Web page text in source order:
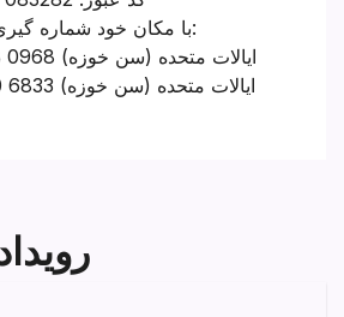
با مکان خود شماره گیری کنید:
+1 408 638 0968 ایالات متحده (سن خوزه)
+1 669 900 6833 ایالات متحده (سن خوزه)